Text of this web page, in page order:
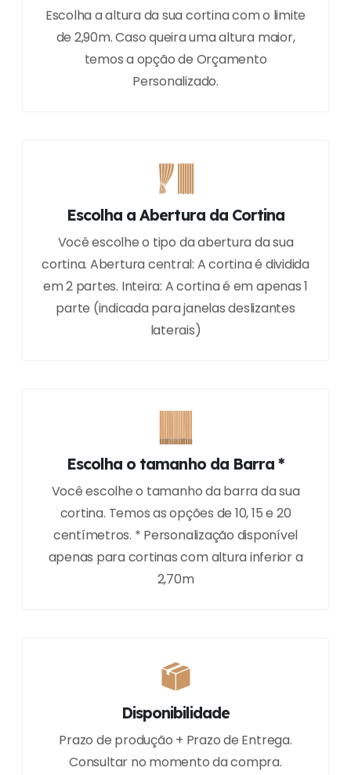
Escolha a altura da sua cortina com o limite
de 2,90m. Caso queira uma altura maior,
temos a opção de Orçamento
Personalizado.
Escolha a Abertura da Cortina
Você escolhe o tipo da abertura da sua
cortina. Abertura central: A cortina é dividida
em 2 partes. Inteira: A cortina é em apenas 1
parte (indicada para janelas deslizantes
laterais)
Escolha o tamanho da Barra *
Você escolhe o tamanho da barra da sua
cortina. Temos as opções de 10, 15 e 20
centímetros. * Personalização disponível
apenas para cortinas com altura inferior a
2,70m
Disponibilidade
Prazo de produção + Prazo de Entrega.
Consultar no momento da compra.